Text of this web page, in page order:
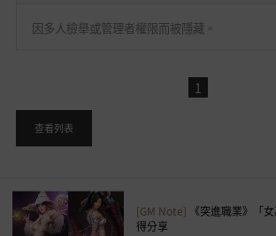
後
使
，
是
登
入
因多人檢舉或管理者權限而被隱藏。
1
查看列表
[GM Note] 《突進職業》「
得分享